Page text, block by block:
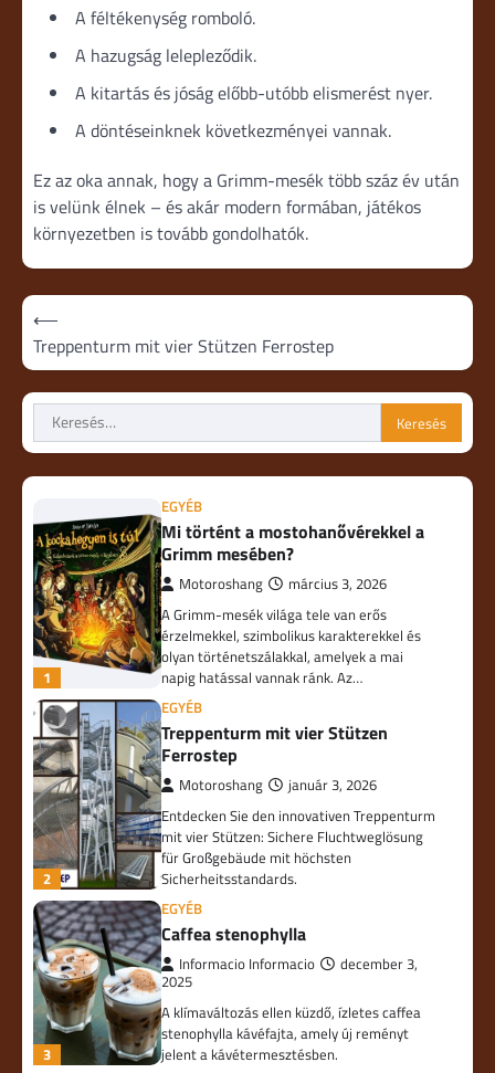
A féltékenység romboló.
A hazugság lelepleződik.
A kitartás és jóság előbb-utóbb elismerést nyer.
A döntéseinknek következményei vannak.
Ez az oka annak, hogy a Grimm-mesék több száz év után
is velünk élnek – és akár modern formában, játékos
környezetben is tovább gondolhatók.
Bejegyzés
navigáció
⟵
Treppenturm mit vier Stützen Ferrostep
Keresés:
1
EGYÉB
Mi történt a mostohanővérekkel a
Grimm mesében?
Motoroshang március 3, 2026
A Grimm-mesék világa tele van erős
érzelmekkel, szimbolikus karakterekkel és
olyan történetszálakkal, amelyek a mai
napig hatással vannak ránk. Az…
2
EGYÉB
Treppenturm mit vier Stützen
Ferrostep
Motoroshang január 3, 2026
Entdecken Sie den innovativen Treppenturm
mit vier Stützen: Sichere Fluchtweglösung
für Großgebäude mit höchsten
Sicherheitsstandards.
3
EGYÉB
Caffea stenophylla
Informacio Informacio
december 3,
2025
A klímaváltozás ellen küzdő, ízletes caffea
stenophylla kávéfajta, amely új reményt
jelent a kávétermesztésben.